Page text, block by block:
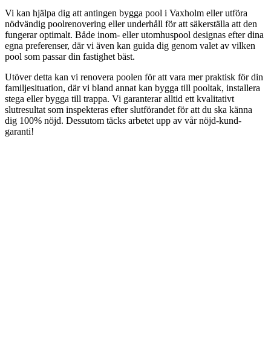
Vi kan hjälpa dig att antingen bygga pool i Vaxholm eller utföra
nödvändig poolrenovering eller underhåll för att säkerställa att den
fungerar optimalt. Både inom- eller utomhuspool designas efter dina
egna preferenser, där vi även kan guida dig genom valet av vilken
pool som passar din fastighet bäst.
Utöver detta kan vi renovera poolen för att vara mer praktisk för din
familjesituation, där vi bland annat kan bygga till pooltak, installera
stega eller bygga till trappa. Vi garanterar alltid ett kvalitativt
slutresultat som inspekteras efter slutförandet för att du ska känna
dig 100% nöjd. Dessutom täcks arbetet upp av vår nöjd-kund-
garanti!